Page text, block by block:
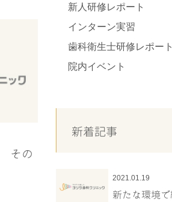
その
新人研修レポート
インターン実習
歯科衛生士研修レポート
院内イベント
新着記事
2021.01.19
新たな環境で